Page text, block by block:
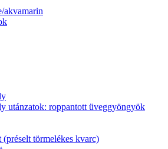
akvamarin
utánzatok: roppantott üveggyöngyök
(préselt törmelékes kvarc)